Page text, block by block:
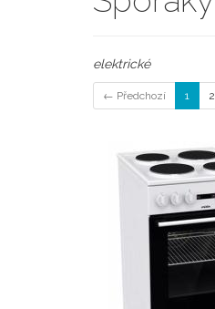
elektrické
← Předchozí 1 2